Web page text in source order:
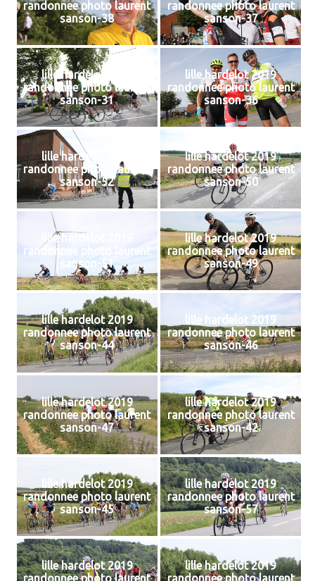
randonnee photo laurent
sanson-38
randonnee photo laurent
sanson-37
lille hardelot 2019
randonnee photo laurent
sanson-31
lille hardelot 2019
randonnee photo laurent
sanson-36
lille hardelot 2019
randonnee photo laurent
sanson-52
lille hardelot 2019
randonnee photo laurent
sanson-50
lille hardelot 2019
randonnee photo laurent
sanson-51
lille hardelot 2019
randonnee photo laurent
sanson-49
lille hardelot 2019
randonnee photo laurent
sanson-44
lille hardelot 2019
randonnee photo laurent
sanson-46
lille hardelot 2019
randonnee photo laurent
sanson-47
lille hardelot 2019
randonnee photo laurent
sanson-42
lille hardelot 2019
randonnee photo laurent
sanson-45
lille hardelot 2019
randonnee photo laurent
sanson-57
lille hardelot 2019
randonnee photo laurent
lille hardelot 2019
randonnee photo laurent